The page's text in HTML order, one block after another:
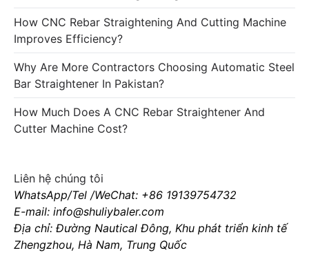
How CNC Rebar Straightening And Cutting Machine
Improves Efficiency?
Why Are More Contractors Choosing Automatic Steel
Bar Straightener In Pakistan?
How Much Does A CNC Rebar Straightener And
Cutter Machine Cost?
Liên hệ chúng tôi
WhatsApp/Tel /WeChat: +86 19139754732
E-mail: info@shuliybaler.com
Địa chỉ: Đường Nautical Đông, Khu phát triển kinh tế
Zhengzhou, Hà Nam, Trung Quốc